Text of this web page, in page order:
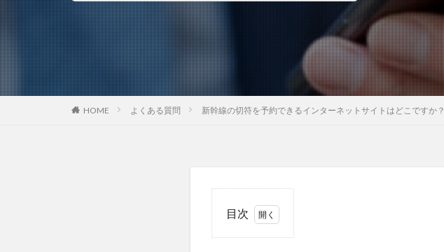
HOME よくある質問 新幹線の切符を予約できるインターネットサイトはどこですか？
目次